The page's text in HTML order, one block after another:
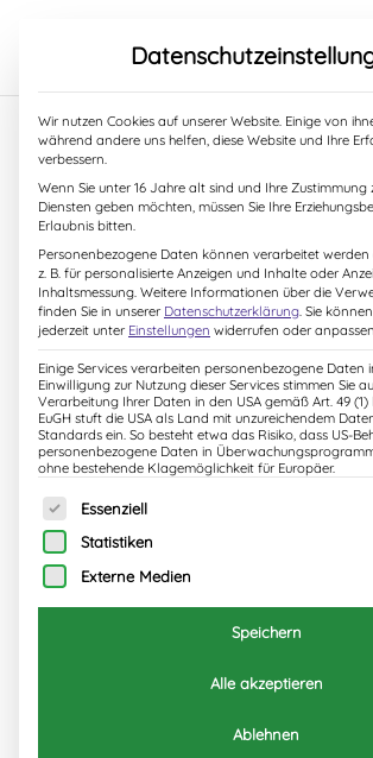
Start/Alle Bücher/ Voll verzaubert –
erwachsen!
Wir nutzen Cookies auf unserer Website. Einige von
während andere uns helfen, diese Website und Ihre
verbessern.
Wenn Sie unter 16 Jahre alt sind und Ihre Zustimmung
Diensten geben möchten, müssen Sie Ihre
Erlaubnis bitten.
Personenbezogene Daten können verarbeitet werden
z. B. für personalisierte Anzeigen und Inhalte oder
Inhaltsmessung. Weitere Informationen über die
finden Sie in unserer Datenschutzerklärung. Sie
jederzeit unter Einstellungen widerrufen oder
Einige Services verarbeiten personenbezogene Daten
Einwilligung zur Nutzung dieser Services stimmen Sie
Verarbeitung Ihrer Daten in den USA gemäß Art. 49 (1)
EuGH stuft die USA als Land mit unzureichendem
Standards ein. So besteht etwa das Risiko, dass US-
personenbezogene Daten in
ohne bestehende Klagemöglichkeit für Europäer.
Es folgt eine Liste der Service-
Essenziell
Statistiken
Externe Medien
Speichern
Alle akzeptieren
Ablehnen